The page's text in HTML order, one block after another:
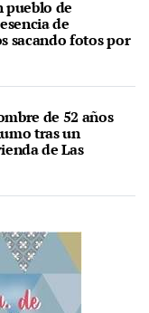
pueblo de
de
sacando fotos por
de 52 años
tras un
de Las